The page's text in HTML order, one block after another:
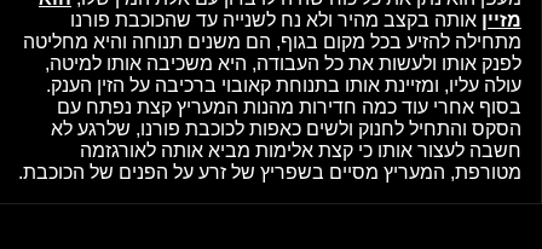
מזיין אותה בקצב מהיר ולא נח לשנייה עד שהכוכבת פורנו
מתחילה להזיע בכל מקום בגוף, הם משנים תנוחה והיא מחליטה
לפנק אותו ולעשות את כל העבודה, היא משכיבה אותו למיטה,
עולה עליו, ומזיינת אותו בתנוחת קאובוי ברכיבה על הזין הענק.
בסוף אחרי עוד כמה חדירות מהנות המעריץ קצת נפתח עם
הסקס והתחיל לחנוק ולשים כאפות לכוכבת פורנו, שלרגע לא
חשבה לעצור אותו כי קצת אלימות מביא אותה לאורגזמה
מטורפת, המעריץ מסיים בשפריץ של זרע על הפנים של הכוכבת.